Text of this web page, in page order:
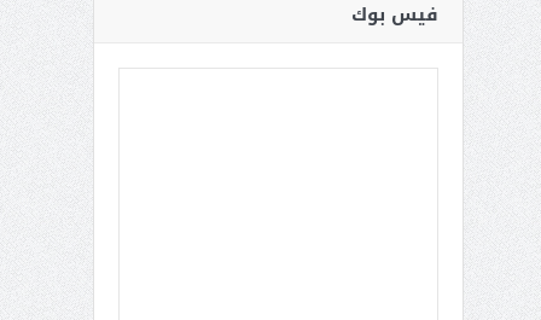
فيس بوك